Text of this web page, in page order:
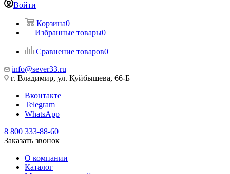
Войти
Корзина0
Избранные товары0
Сравнение товаров0
info@sever33.ru
г. Владимир, ул. Куйбышева, 66-Б
Вконтакте
Telegram
WhatsApp
8 800 333-88-60
Заказать звонок
О компании
Каталог